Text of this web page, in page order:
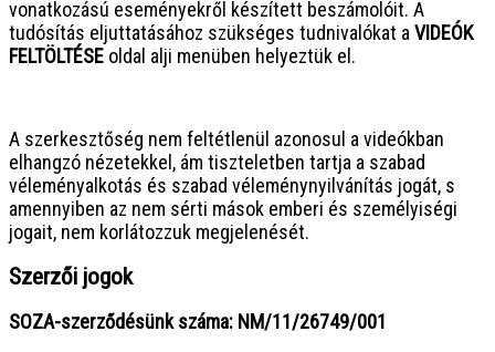
vonatkozású eseményekről készített beszámolóit. A
tudósítás eljuttatásához szükséges tudnivalókat a VIDEÓK
FELTÖLTÉSE oldal alji menüben helyeztük el.
A szerkesztőség nem feltétlenül azonosul a videókban
elhangzó nézetekkel, ám tiszteletben tartja a szabad
véleményalkotás és szabad véleménynyilvánítás jogát, s
amennyiben az nem sérti mások emberi és személyiségi
jogait, nem korlátozzuk megjelenését.
Szerzői jogok
SOZA-szerződésünk száma: NM/11/26749/001